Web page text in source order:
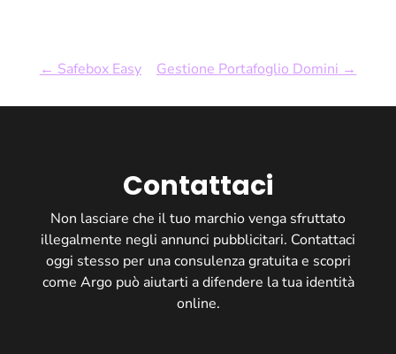
← Safebox Easy Gestione Portafoglio Domini →
Contattaci
Non lasciare che il tuo marchio venga sfruttato
illegalmente negli annunci pubblicitari. Contattaci
oggi stesso per una consulenza gratuita e scopri
come Argo può aiutarti a difendere la tua identità
online.